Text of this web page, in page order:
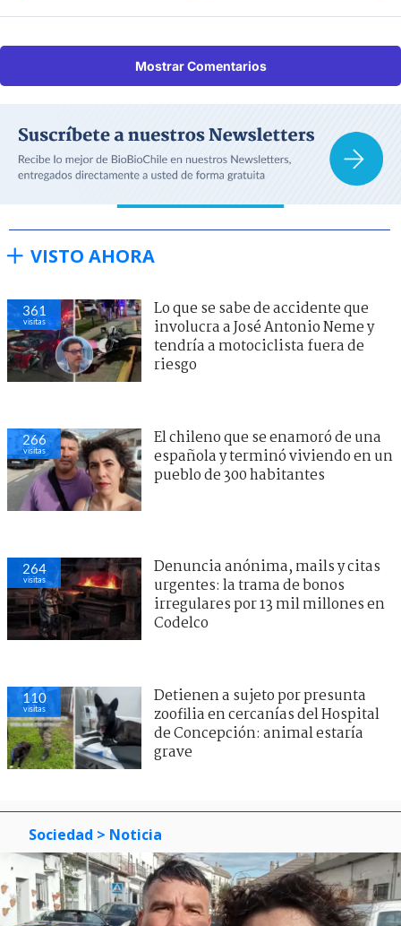
Mostrar Comentarios
VISTO AHORA
361
visitas
Lo que se sabe de accidente que
involucra a José Antonio Neme y
tendría a motociclista fuera de
riesgo
266
visitas
El chileno que se enamoró de una
española y terminó viviendo en un
pueblo de 300 habitantes
264
visitas
Denuncia anónima, mails y citas
urgentes: la trama de bonos
irregulares por 13 mil millones en
Codelco
110
visitas
Detienen a sujeto por presunta
zoofilia en cercanías del Hospital
de Concepción: animal estaría
grave
Sociedad > Noticia